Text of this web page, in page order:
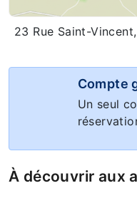
23 Rue Saint-
Compte
Un seul
À découvrir aux